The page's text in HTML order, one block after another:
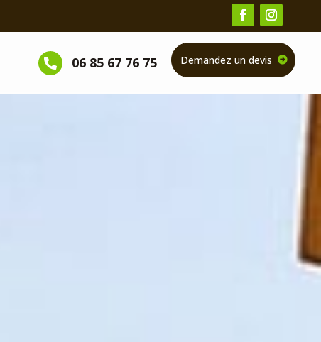
 06 85 67 76 75 Demandez un devis